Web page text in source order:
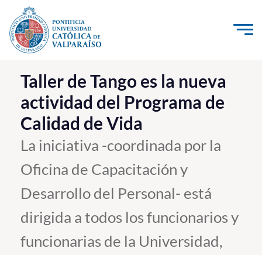
Click acá para ir directamente al contenido
La Universidad
Investigación, Creación e Innovación
PUCV Internacional
Vinculación con el Medio
Pregrado
Taller de Tango es la nueva
actividad del Programa de
Calidad de Vida
La iniciativa -coordinada por la
Oficina de Capacitación y
Desarrollo del Personal- está
dirigida a todos los funcionarios y
funcionarias de la Universidad,